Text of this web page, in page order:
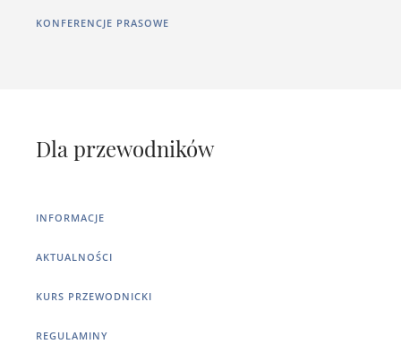
KONFERENCJE PRASOWE
Dla przewodników
INFORMACJE
AKTUALNOŚCI
KURS PRZEWODNICKI
REGULAMINY